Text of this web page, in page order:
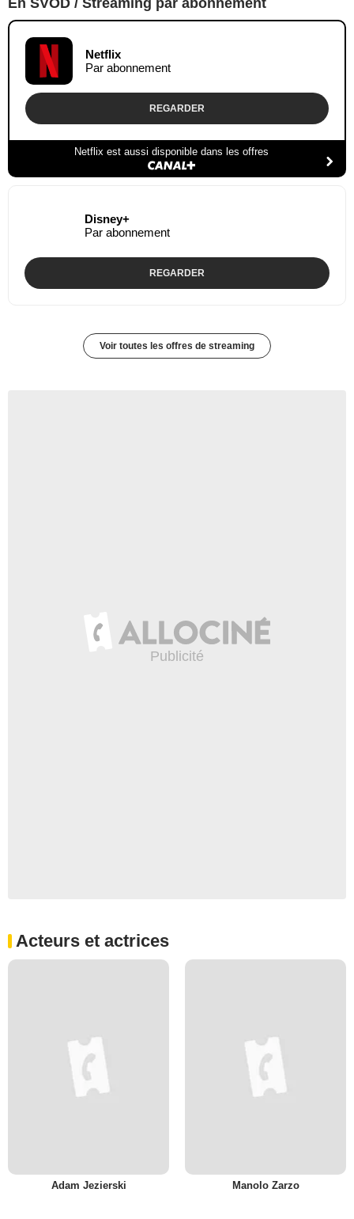
En SVOD / Streaming par abonnement
Netflix
Par abonnement
REGARDER
Netflix est aussi disponible dans les offres
Disney+
Par abonnement
REGARDER
Voir toutes les offres de streaming
Acteurs et actrices
Adam Jezierski Manolo Zarzo